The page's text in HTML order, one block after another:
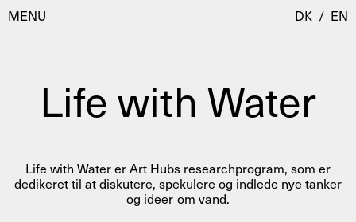
MENU
Besøg
Room Room
AHC Channel
Programmer
Residencies & Studios
DK / EN
Life with Water
Life with Water er Art Hubs researchprogram, som er
dedikeret til at diskutere, spekulere og indlede nye tanker
og ideer om vand.